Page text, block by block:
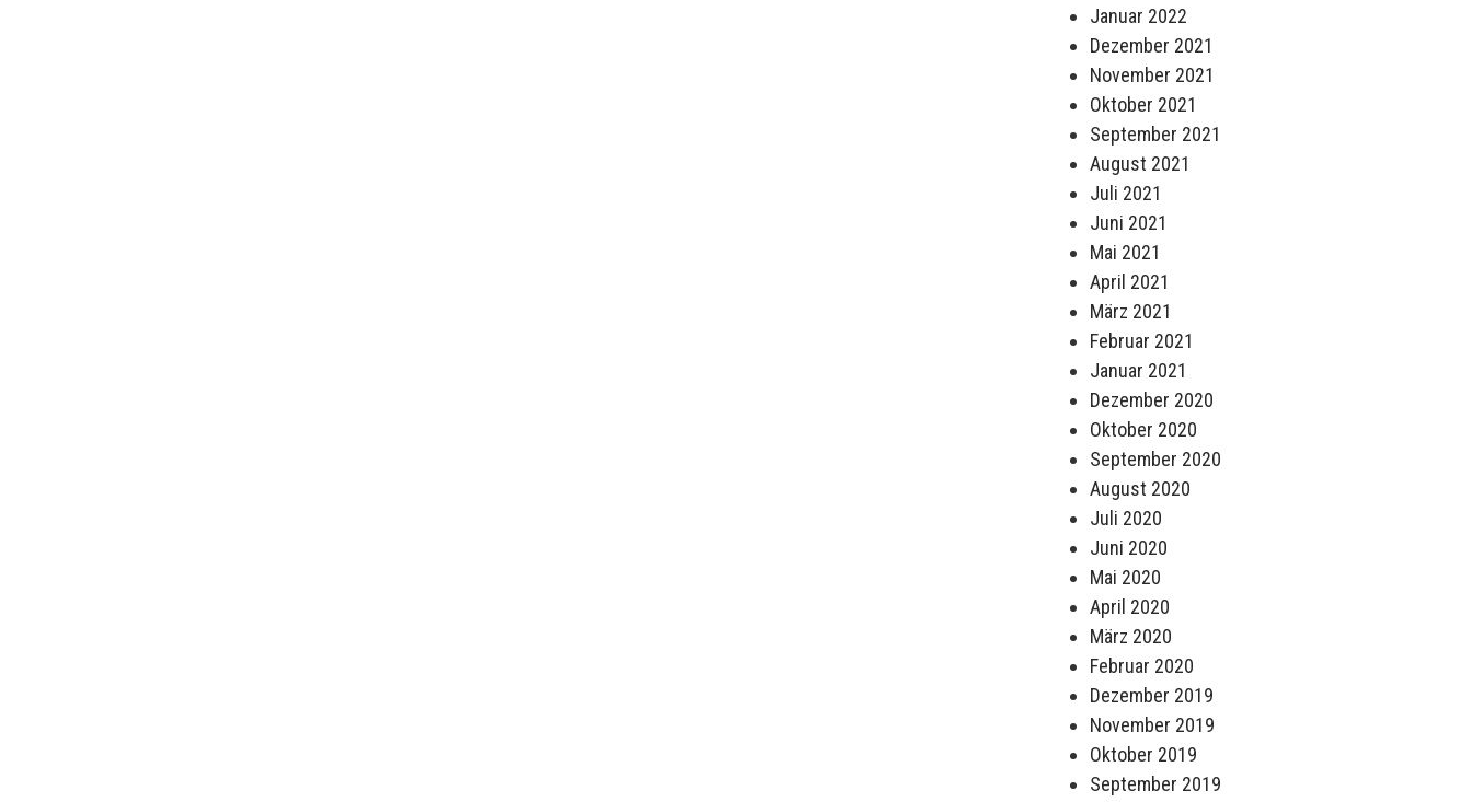
Januar 2022
Dezember 2021
November 2021
Oktober 2021
September 2021
August 2021
Juli 2021
Juni 2021
Mai 2021
April 2021
März 2021
Februar 2021
Januar 2021
Dezember 2020
Oktober 2020
September 2020
August 2020
Juli 2020
Juni 2020
Mai 2020
April 2020
März 2020
Februar 2020
Dezember 2019
November 2019
Oktober 2019
September 2019